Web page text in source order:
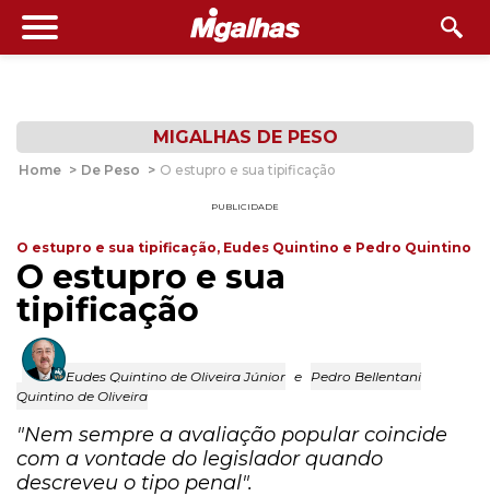
MIGALHAS DE PESO
Home > De Peso > O estupro e sua tipificação
PUBLICIDADE
O estupro e sua tipificação, Eudes Quintino e Pedro Quintino
O estupro e sua
tipificação
Eudes Quintino de Oliveira Júnior e Pedro Bellentani
Quintino de Oliveira
"Nem sempre a avaliação popular coincide
com a vontade do legislador quando
descreveu o tipo penal".